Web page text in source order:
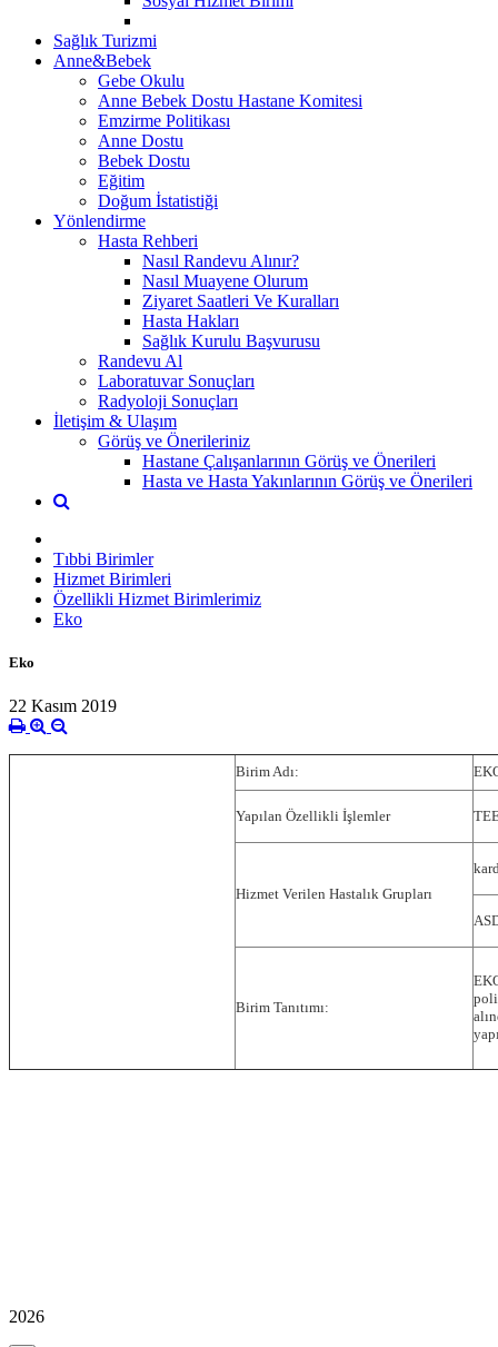
Sağlık Turizmi
Anne&Bebek
Gebe Okulu
Anne Bebek Dostu Hastane Komitesi
Emzirme Politikası
Anne Dostu
Bebek Dostu
Eğitim
Doğum İstatistiği
Yönlendirme
Hasta Rehberi
Nasıl Randevu Alınır?
Nasıl Muayene Olurum
Ziyaret Saatleri Ve Kuralları
Hasta Hakları
Sağlık Kurulu Başvurusu
Randevu Al
Laboratuvar Sonuçları
Radyoloji Sonuçları
İletişim & Ulaşım
Görüş ve Önerileriniz
Hastane Çalışanlarının Görüş ve Önerileri
Hasta ve Hasta Yakınlarının Görüş ve Önerileri
Tıbbi Birimler
Hizmet Birimleri
Özellikli Hizmet Birimlerimiz
Eko
Eko
22 Kasım 2019
Birim Adı:
Yapılan Özellikli İşlemler
Hizmet Verilen Hastalık Grupları
Birim Tanıtımı:
2026